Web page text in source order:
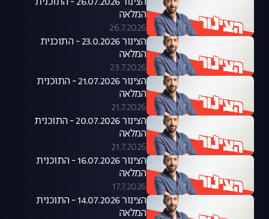
המלאה
26.7.2026
הצינור 23.0.2026 - התוכנית
המלאה
23.7.2026
הצינור 21.07.2026 - התוכנית
המלאה
21.7.2026
הצינור 20.07.2026 - התוכנית
המלאה
21.7.2026
הצינור 16.07.2026 - התוכנית
המלאה
17.7.2026
הצינור 14.07.2026 - התוכנית
המלאה